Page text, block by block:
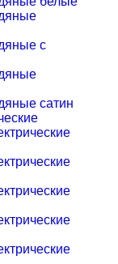
с
сатин